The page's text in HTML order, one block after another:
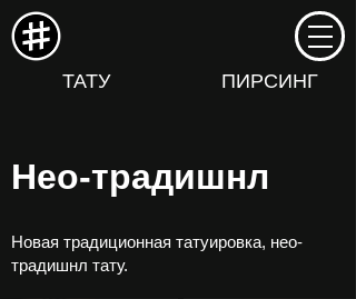
ТАТУ ПИРСИНГ
Нео-традишнл
Новая традиционная татуировка, нео-
традишнл тату.